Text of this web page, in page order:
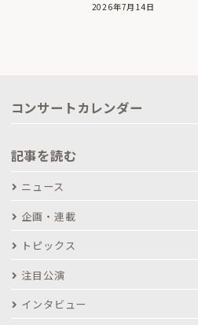
2026年7月14日
コンサートカレンダー
記事を読む
ニュース
企画・連載
トピックス
注目公演
インタビュー